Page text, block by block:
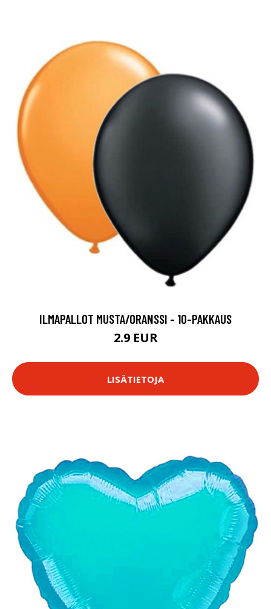
ILMAPALLOT MUSTA/ORANSSI - 10-PAKKAUS
2.9 EUR
LISÄTIETOJA